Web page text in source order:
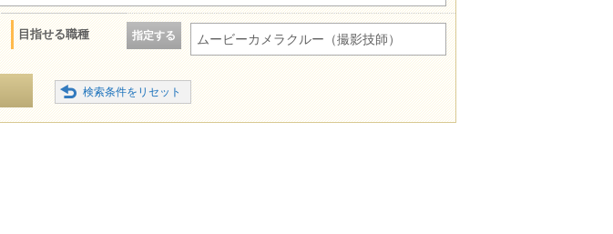
目指せる職種 指定する ムービーカメラクルー（撮影技師）